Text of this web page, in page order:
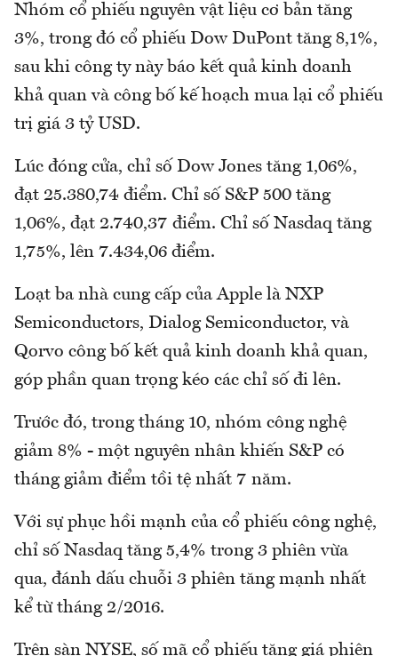
Nhóm cổ phiếu nguyên vật liệu cơ bản tăng
3%, trong đó cổ phiếu Dow DuPont tăng 8,1%,
sau khi công ty này báo kết quả kinh doanh
khả quan và công bố kế hoạch mua lại cổ phiếu
trị giá 3 tỷ USD.
Lúc đóng cửa, chỉ số Dow Jones tăng 1,06%,
đạt 25.380,74 điểm. Chỉ số S&P 500 tăng
1,06%, đạt 2.740,37 điểm. Chỉ số Nasdaq tăng
1,75%, lên 7.434,06 điểm.
Loạt ba nhà cung cấp của Apple là NXP
Semiconductors, Dialog Semiconductor, và
Qorvo công bố kết quả kinh doanh khả quan,
góp phần quan trọng kéo các chỉ số đi lên.
Trước đó, trong tháng 10, nhóm công nghệ
giảm 8% - một nguyên nhân khiến S&P có
tháng giảm điểm tồi tệ nhất 7 năm.
Với sự phục hồi mạnh của cổ phiếu công nghệ,
chỉ số Nasdaq tăng 5,4% trong 3 phiên vừa
qua, đánh dấu chuỗi 3 phiên tăng mạnh nhất
kể từ tháng 2/2016.
Trên sàn NYSE, số mã cổ phiếu tăng giá phiên